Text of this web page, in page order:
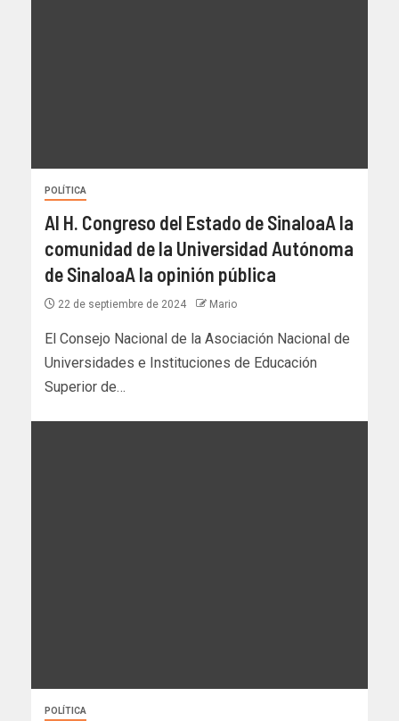
POLÍTICA
Al H. Congreso del Estado de SinaloaA la
comunidad de la Universidad Autónoma
de SinaloaA la opinión pública
22 de septiembre de 2024 Mario
El Consejo Nacional de la Asociación Nacional de
Universidades e Instituciones de Educación
Superior de…
POLÍTICA